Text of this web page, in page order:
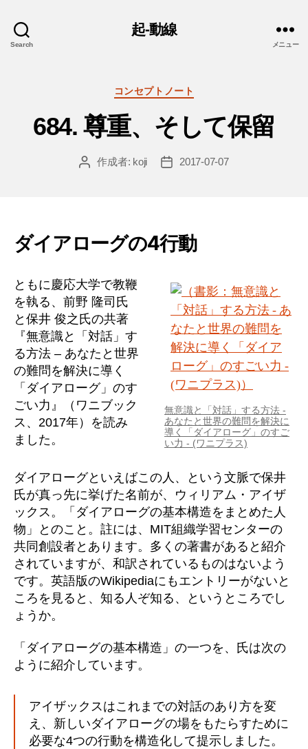
Search
起-動線
メニュー
カ
ゴ
リ
コンセプトノート
684. 尊重、そして保留
投
作成者: koji
投
2017-07-07
ダイアローグの4行動
無意識と「対話」する方法 -
あなたと世界の難問を解決に
導く「ダイアローグ」のすご
い力 - (ワニプラス)
ともに慶応大学で教鞭
を執る、前野 隆司氏
と保井 俊之氏の共著
『無意識と「対話」す
る方法 – あなたと世界
の難問を解決に導く
「ダイアローグ」のす
ごい力』（ワニブック
ス、2017年）を読み
ました。
ダイアローグといえばこの人、という文脈で保井
氏が真っ先に挙げた名前が、ウィリアム・アイザ
ックス。「ダイアローグの基本構造をまとめた人
物」とのこと。註には、MIT組織学習センターの
共同創設者とあります。多くの著書があると紹介
されていますが、和訳されているものはないよう
です。英語版のWikipediaにもエントリーがないと
ころを見ると、知る人ぞ知る、というところでし
ょうか。
「ダイアローグの基本構造」の一つを、氏は次の
ように紹介しています。
アイザックスはこれまでの対話のあり方を変
え、新しいダイアローグの場をもたらすために
必要な4つの行動を構造化して提示しました。